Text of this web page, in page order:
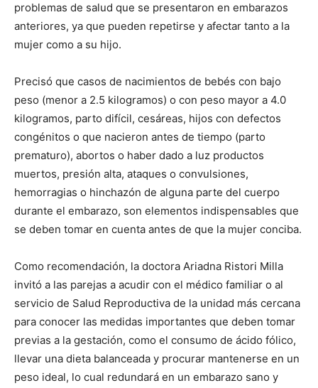
problemas de salud que se presentaron en embarazos
anteriores, ya que pueden repetirse y afectar tanto a la
mujer como a su hijo.
Precisó que casos de nacimientos de bebés con bajo
peso (menor a 2.5 kilogramos) o con peso mayor a 4.0
kilogramos, parto difícil, cesáreas, hijos con defectos
congénitos o que nacieron antes de tiempo (parto
prematuro), abortos o haber dado a luz productos
muertos, presión alta, ataques o convulsiones,
hemorragias o hinchazón de alguna parte del cuerpo
durante el embarazo, son elementos indispensables que
se deben tomar en cuenta antes de que la mujer conciba.
Como recomendación, la doctora Ariadna Ristori Milla
invitó a las parejas a acudir con el médico familiar o al
servicio de Salud Reproductiva de la unidad más cercana
para conocer las medidas importantes que deben tomar
previas a la gestación, como el consumo de ácido fólico,
llevar una dieta balanceada y procurar mantenerse en un
peso ideal, lo cual redundará en un embarazo sano y